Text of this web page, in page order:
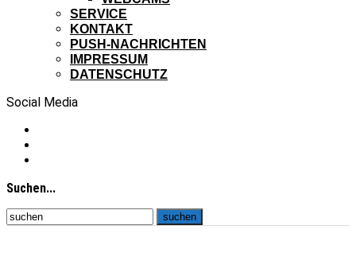
SERVICE
KONTAKT
PUSH-NACHRICHTEN
IMPRESSUM
DATENSCHUTZ
Social Media
Suchen...